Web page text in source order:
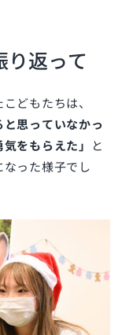
り返って
どもたちは、
と思っていなかっ
をもらえた」
と
った様子でし